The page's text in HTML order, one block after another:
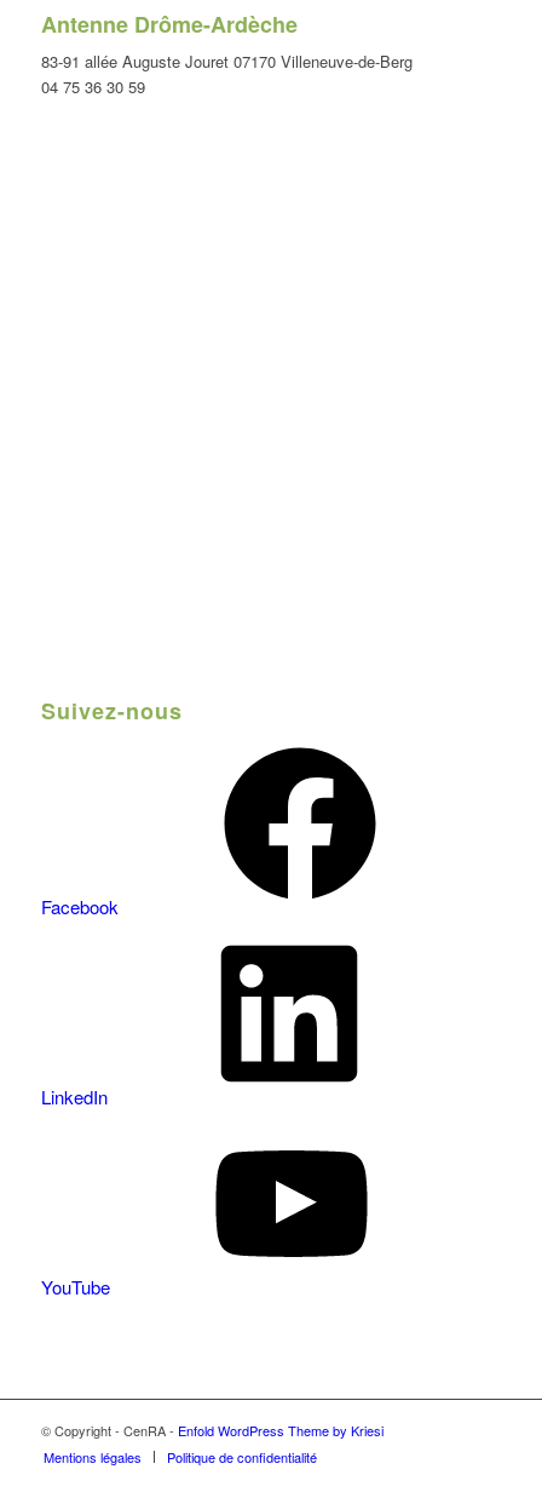
Antenne Drôme-Ardèche
83-91 allée Auguste Jouret 07170 Villeneuve-de-Berg
04 75 36 30 59
Suivez-nous
Facebook
LinkedIn
YouTube
© Copyright - CenRA - Enfold WordPress Theme by Kriesi
Mentions légales
Politique de confidentialité